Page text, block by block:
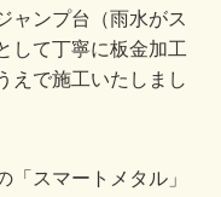
ャンプ台（雨水がス
して丁寧に板金加工
えで施工いたしまし
「スマートメタル」